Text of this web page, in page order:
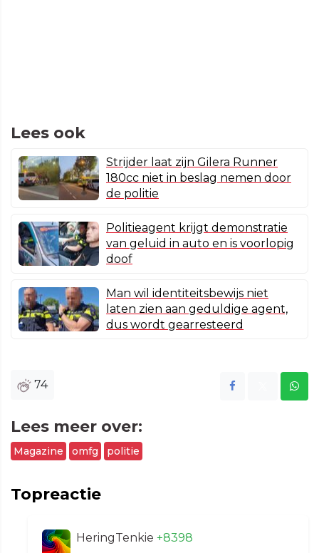
Lees ook
Strijder laat zijn Gilera Runner
180cc niet in beslag nemen door
de politie
Politieagent krijgt demonstratie
van geluid in auto en is voorlopig
doof
Man wil identiteitsbewijs niet
laten zien aan geduldige agent,
dus wordt gearresteerd
74
Lees meer over:
Magazine omfg politie
Topreactie
HeringTenkie +8398